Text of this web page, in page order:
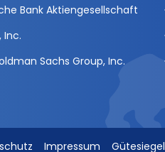
Bank Aktiengesellschaft
Inc.
Sachs Group, Inc.
Impressum Gütesiegel